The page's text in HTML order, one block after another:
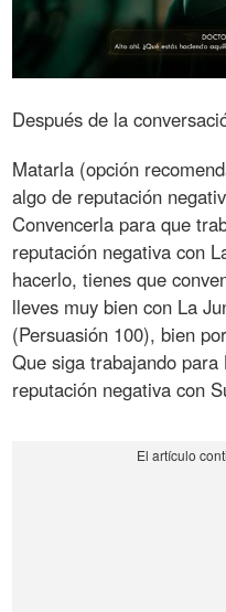
Después de la
Matarla (opción
algo de reputación
Convencerla para que
reputación negativa con
hacerlo, tienes que
lleves muy bien con La
(Persuasión 100), bien
Que siga trabajando
reputación negativa con